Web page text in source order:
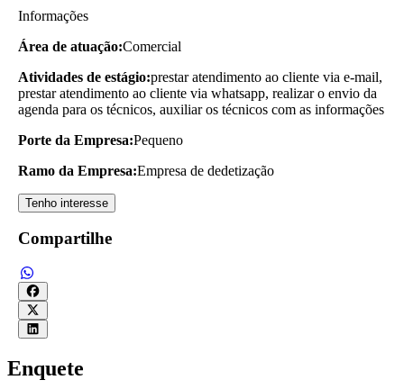
Informações
Área de atuação:Comercial
Atividades de estágio:prestar atendimento ao cliente via e-mail,
prestar atendimento ao cliente via whatsapp, realizar o envio da
agenda para os técnicos, auxiliar os técnicos com as informações
Porte da Empresa:Pequeno
Ramo da Empresa:Empresa de dedetização
Tenho interesse
Compartilhe
Enquete